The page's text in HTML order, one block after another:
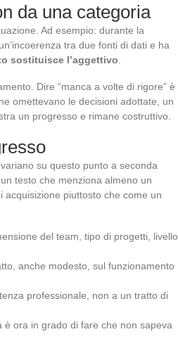
da una categoria
Ad esempio: durante la
tra due fonti di dati e ha
sostituisce l’aggettivo
Dire “manca a volte di rigore” è
omettevano le decisioni adottate, un
un progresso e rimane costruttivo.
su questo punto a seconda
testo che menziona almeno un
piuttosto che come un
del team, tipo di progetti, livello
anche modesto, sul funzionamento
professionale, non a un tratto di
ora in grado di fare che non sapeva